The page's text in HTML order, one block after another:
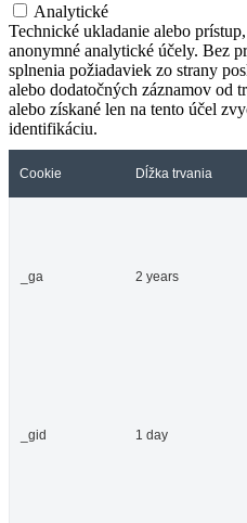
Analytické
Technické ukladanie alebo
anonymné analytické účely. Bez
splnenia požiadaviek zo strany
alebo dodatočných záznamov od
alebo získané len na tento účel
identifikáciu.
Cookie Dĺžka trvania
_ga 2 years
_gid 1 day